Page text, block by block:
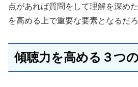
点があれば質問をして理解を深め
を高める上で重要な要素となるだろ
傾聴力を高める３つ